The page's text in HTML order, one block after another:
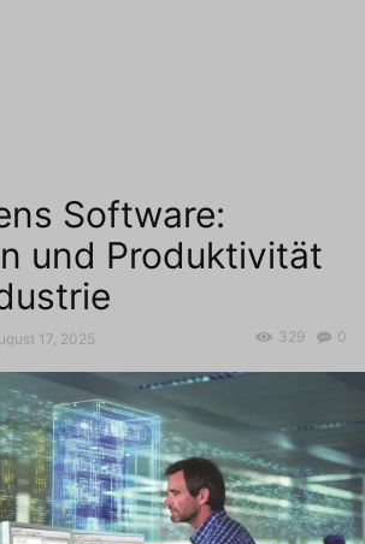
Software:
und Produktivität
17, 2025 0
329